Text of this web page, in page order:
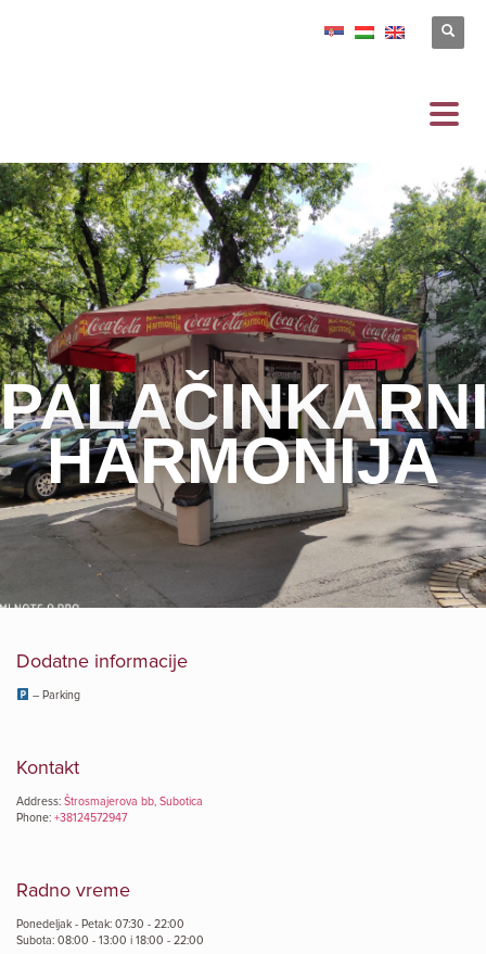
HARMONIJA
Dodatne informacije
– Parking
Kontakt
Address: Štrosmajerova bb, Subotica
Phone: +38124572947
Radno vreme
Ponedeljak - Petak: 07:30 - 22:00
Subota: 08:00 - 13:00 i 18:00 - 22:00